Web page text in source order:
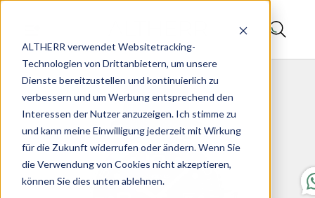
ALTHERR verwendet Websitetracking-
Technologien von Drittanbietern, um unsere
Dienste bereitzustellen und kontinuierlich zu
verbessern und um Werbung entsprechend den
Interessen der Nutzer anzuzeigen. Ich stimme zu
und kann meine Einwilligung jederzeit mit Wirkung
für die Zukunft widerrufen oder ändern. Wenn Sie
die Verwendung von Cookies nicht akzeptieren,
können Sie dies unten ablehnen.